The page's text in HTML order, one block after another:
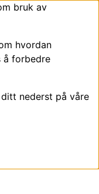
bruk av
hvordan
å forbedre
nederst på våre